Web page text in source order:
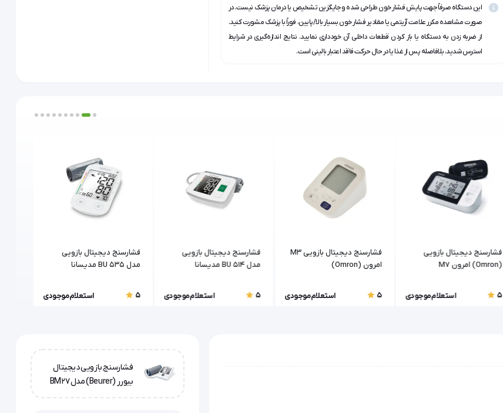
دامنه سنجش فشار خون:
این دستگاه صرفاً جهت پایش فشار خون طراحی شده و جایگزین تشخیص یا درمان پزشک نیست. در
صورت مشاهده مکرر علامت آریتمی یا مقادیر فشار خون بسیار بالا/پایین، فوراً با پزشک مشورت کنید.
از ضربه زدن به دستگاه یا باز کردن قطعات داخلی آن خودداری نمایید. نتایج اندازه‌گیری در شرایط
استرس شدید، بلافاصله پس از غذا یا در حال حرکت فاقد اعتبار بالینی است.
فشارسنج دیجیتال بازویی
(Omron) امرون M7
5 استعلام موجودی
فشارسنج دیجیتال بازویی M3
امرون (Omron)
5 استعلام موجودی
فشارسنج دیجیتال بازویی
مدل BU 514 مدیسانا
5
استعلام موجودی
فشارسنج دیجیتال بازویی
مدل BU 535 مدیسانا
5
استعلام موجودی
فشارسنج بازویی دیجیتال
بیورر (Beurer) مدل BM27